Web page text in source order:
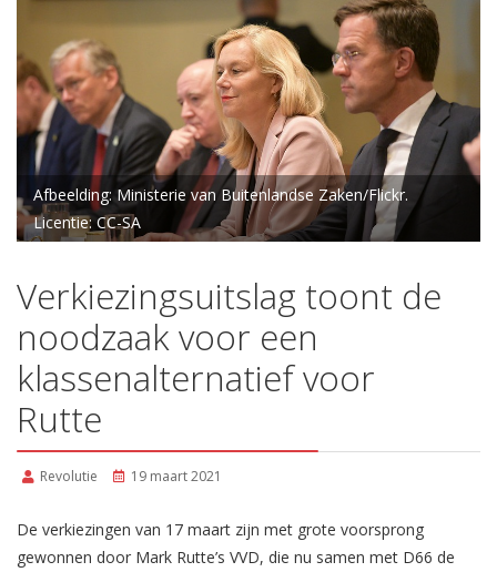
Afbeelding: Ministerie van Buitenlandse Zaken/Flickr.
Licentie: CC-SA
Verkiezingsuitslag toont de
noodzaak voor een
klassenalternatief voor
Rutte
Revolutie 19 maart 2021
De verkiezingen van 17 maart zijn met grote voorsprong
gewonnen door Mark Rutte’s VVD, die nu samen met D66 de